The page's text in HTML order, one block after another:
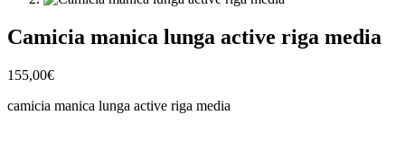
Camicia manica lunga active riga media
155,00€
camicia manica lunga active riga media